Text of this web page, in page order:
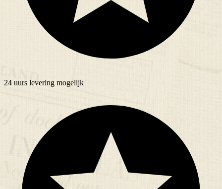
24 uurs levering mogelijk